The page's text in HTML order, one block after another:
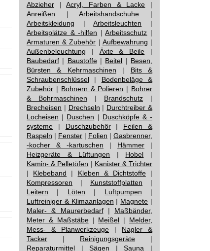
Abzieher |Acryl, Farben & Lacke |
Anreißen |Arbeitshandschuhe |
Arbeitskleidung |Arbeitsleuchten |
Arbeitsplätze & -hilfen |Arbeitsschutz |
Armaturen & Zubehör | Aufbewahrung |
Außenbeleuchtung | Äxte & Beile |
Baubedarf | Baustoffe| Beitel | Besen,
Bürsten & Kehrmaschinen | Bits &
Schraubenschlüssel | Bodenbeläge &
Zubehör | Bohnern & Polieren | Bohrer
& Bohrmaschinen | Brandschutz |
Brecheisen | Drechseln | Durchtreiber &
Locheisen | Duschen | Duschköpfe & -
systeme | Duschzubehör| Feilen &
Raspeln | Fenster | Folien | Gasbrenner,
-kocher & -kartuschen | Hämmer |
Heizgeräte & Lüftungen | Hobel |
Kamin- & Pelletöfen | Kanister & Trichter
| Klebeband | Kleben & Dichtstoffe|
Kompressoren | Kunststoffplatten |
Leitern | Löten | Luftpumpen |
Luftreiniger & Klimaanlagen | Magnete |
Maler- & Maurerbedarf| Maßbänder,
Meter & Maßstäbe| Meißel | Melder,
Mess- & Planwerkzeuge | Nagler &
Tacker | Reinigungsgeräte |
Reparaturmittel |Sägen |Sauna |